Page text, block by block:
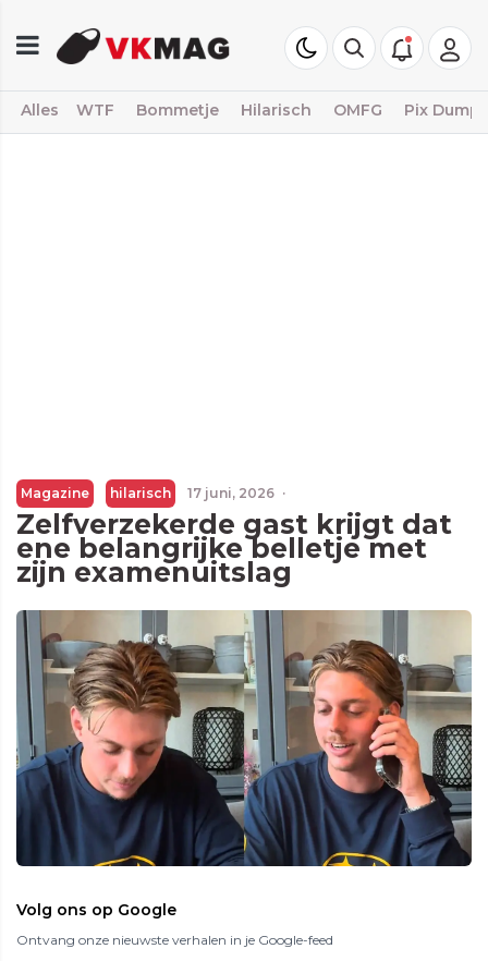
Alles WTF Bommetje Hilarisch OMFG Pix Dump
Magazine hilarisch 17 juni, 2026 ·
Zelfverzekerde gast krijgt dat
ene belangrijke belletje met
zijn examenuitslag
Volg ons op Google
Ontvang onze nieuwste verhalen in je Google-feed